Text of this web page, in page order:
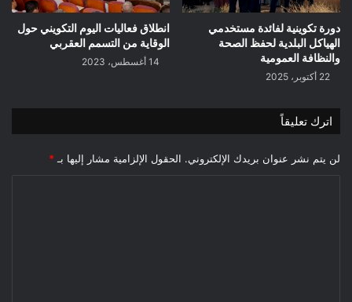
دورة تكوينية لفائدة مستخدمي
الهياكل البلدية لحفظ الصحة
والنظافة العمومية
22 أكتوبر، 2025
انطلاق فعاليات اليوم التكويني حول
الوقاية من التسمم العقربي
14 أغسطس، 2023
اترك تعليقاً
لن يتم نشر عنوان بريدك الإلكتروني. الحقول الإلزامية مشار إليها بـ *